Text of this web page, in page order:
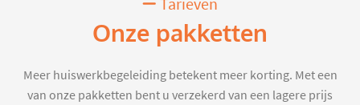
Tarieven
Onze pakketten
Meer huiswerkbegeleiding betekent meer korting. Met een
van onze pakketten bent u verzekerd van een lagere prijs